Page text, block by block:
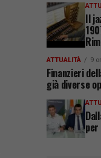
Il
ATTUALITÀ 9
Finanzieri
già diverse
per